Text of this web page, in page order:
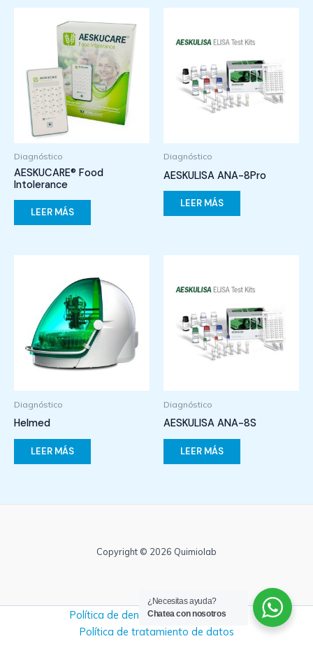
Diagnóstico
AESKUCARE® Food
Intolerance
LEER MÁS
Diagnóstico
AESKULISA ANA-8Pro
LEER MÁS
Diagnóstico
Helmed
LEER MÁS
Diagnóstico
AESKULISA ANA-8S
LEER MÁS
Copyright © 2026 Quimiolab
Política de denuncias y no retaliación
Política de tratamiento de datos
¿Necesitas ayuda?
Chatea con nosotros